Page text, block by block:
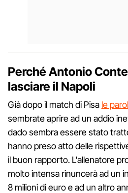
Perché Antonio
lasciare il Napoli
Già dopo il match di Pisa le
sembrate aprire ad un addio
dado sembra essere stato
hanno preso atto delle
il buon rapporto. L'allenatore
molto intensa rinuncerà ad un
8 milioni di euro e ad un altro